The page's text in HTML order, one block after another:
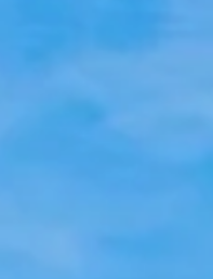
сбора
Финляндии —